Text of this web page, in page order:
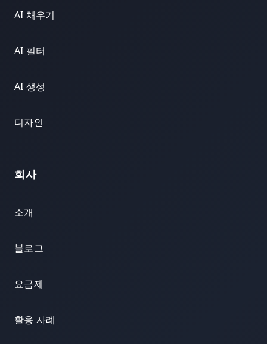
AI 채우기
AI 필터
AI 생성
디자인
회사
소개
블로그
요금제
활용 사례